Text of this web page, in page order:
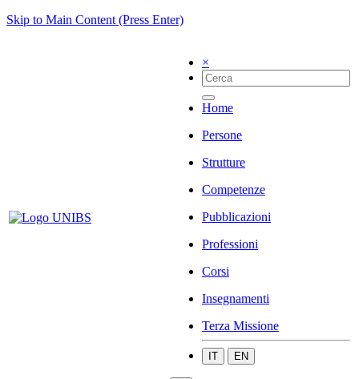
Skip to Main Content (Press Enter)
×
Home
Persone
Strutture
Competenze
Pubblicazioni
Professioni
Corsi
Insegnamenti
Terza Missione
IT EN